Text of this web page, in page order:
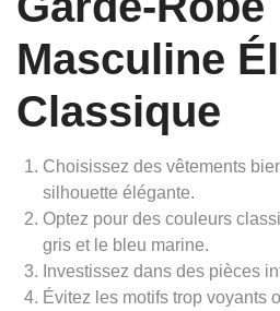
Masculine
Classique
Choisissez des vêtements
silhouette élégante.
Optez pour des couleurs
gris et le bleu marine.
Investissez dans des pièces
Évitez les motifs trop voyants